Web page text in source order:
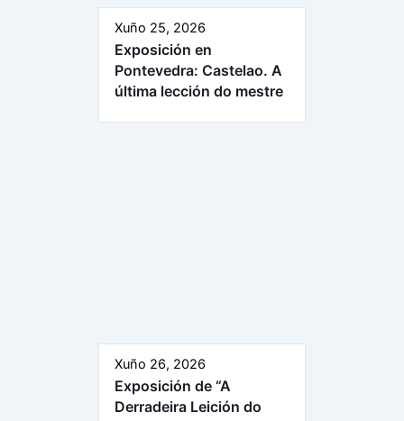
Xuño 25, 2026
Exposición en
Pontevedra: Castelao. A
última lección do mestre
Xuño 26, 2026
Exposición de “A
Derradeira Leición do